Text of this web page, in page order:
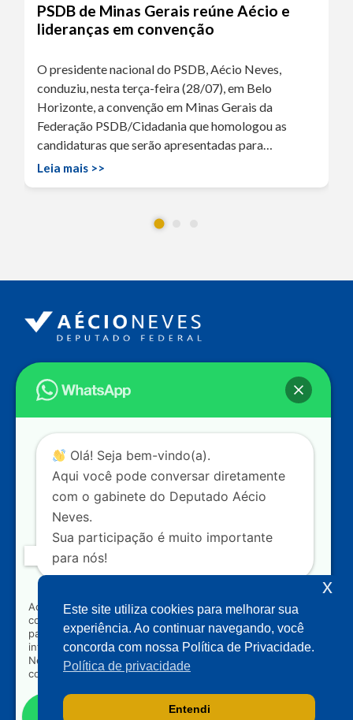
PSDB de Minas Gerais reúne Aécio e
lideranças em convenção
O presidente nacional do PSDB, Aécio Neves,
conduziu, nesta terça-feira (28/07), em Belo
Horizonte, a convenção em Minas Gerais da
Federação PSDB/Cidadania que homologou as
candidaturas que serão apresentadas para…
Leia mais >>
Endereço
Câmara dos Deputados
Ed. Principal, Ala C – Gabinete
Contato
dep.aecioneves@camara.leg.br
+55 (61) 3215-5964
+55 (31) 3261-0121
+55 (31) 97150-0834
Nossas redes
Acompanhe o meu mandato
Olá! Seja bem-vindo(a).
Aqui você pode conversar diretamente
com o gabinete do Deputado Aécio
Neves.
Sua participação é muito importante
para nós!
Ao clicar para iniciar o contato pelo WhatsApp, você
concorda que seus dados serão utilizados exclusivamente
para atendimento relacionado às demandas, sugestões ou
informações referentes ao mandato do Deputado Aécio
Neves. Seus dados serão tratados com sigilo e não serão
compartilhados com terceiros.
Falar com gabinete
Este site utiliza cookies para melhorar sua
experiência. Ao continuar navegando, você
concorda com nossa Política de Privacidade.
Política de privacidade
Entendi
x